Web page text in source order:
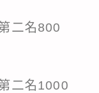
二名800
二名1000